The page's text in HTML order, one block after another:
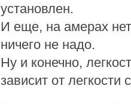
установлен.
И еще, на амерах
ничего не надо.
Ну и конечно,
зависит от